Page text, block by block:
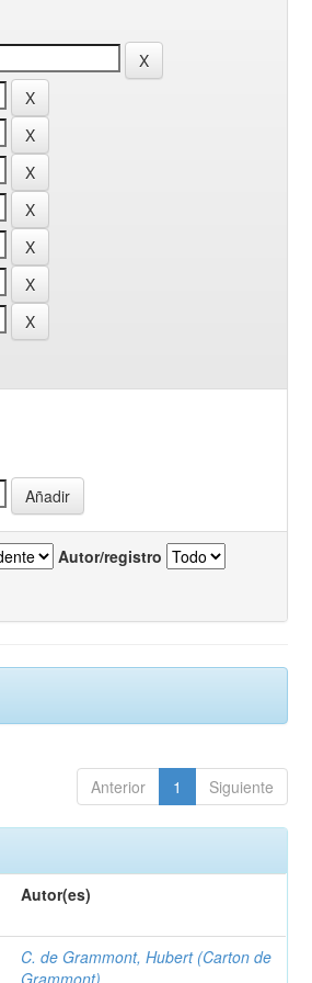
Autor/registro
Anterior 1 Siguiente
Autor(es)
C. de Grammont, Hubert (Carton de
Grammont)